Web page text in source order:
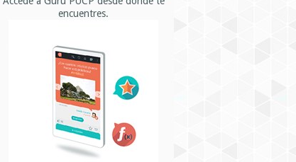
encuentres.